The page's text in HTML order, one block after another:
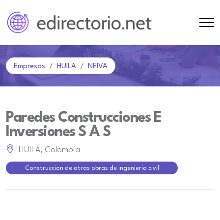
Empresas HUILA NEIVA
Paredes Construcciones E
Inversiones S A S
HUILA, Colombia
Construccion de otras obras de ingenieria civil